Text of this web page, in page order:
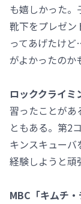
も嬉しかった
靴下をプレゼン
ってあげたけ
がよかったのか
ロッククライミ
習ったことがあ
ともある。第2
キンスキューバ
経験しようと頑
MBC「キムチ